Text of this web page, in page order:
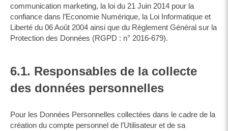
communication marketing, la loi du 21 Juin 2014 pour la
confiance dans l’Economie Numérique, la Loi Informatique et
Liberté du 06 Août 2004 ainsi que du Règlement Général sur la
Protection des Données (RGPD : n° 2016-679).
6.1. Responsables de la collecte
des données personnelles
Pour les Données Personnelles collectées dans le cadre de la
création du compte personnel de l’Utilisateur et de sa